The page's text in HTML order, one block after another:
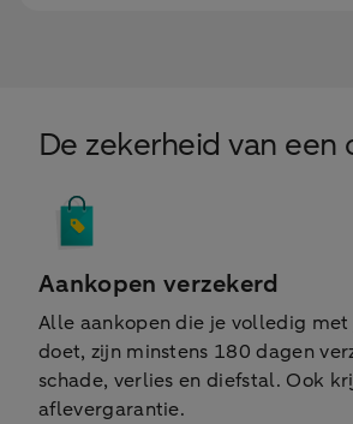
De zekerheid van een
Aankopen verzekerd
Alle aankopen die je volledig
doet, zijn minstens 180 dagen
schade, verlies en diefstal. Ook
aflevergarantie.